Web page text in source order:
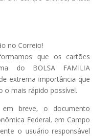
no Correio!
que os cartões
do BOLSA FAMILIA
extrema importância que
o mais rápido possível.
breve, o documento
Federal, em Campo
o usuário responsável